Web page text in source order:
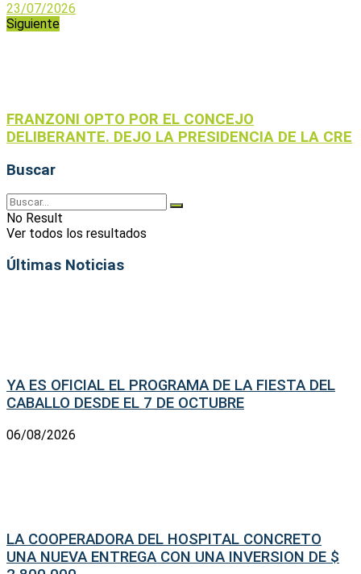
23/07/2026
Siguiente
FRANZONI OPTO POR EL CONCEJO
DELIBERANTE. DEJO LA PRESIDENCIA DE LA CRE
Buscar
No Result
Ver todos los resultados
Últimas Noticias
YA ES OFICIAL EL PROGRAMA DE LA FIESTA DEL
CABALLO DESDE EL 7 DE OCTUBRE
06/08/2026
LA COOPERADORA DEL HOSPITAL CONCRETO
UNA NUEVA ENTREGA CON UNA INVERSION DE $